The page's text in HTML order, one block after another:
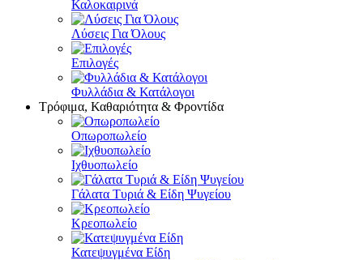
Καλοκαιρινά
Λύσεις Για Όλους
Επιλογές
Φυλλάδια & Κατάλογοι
Τρόφιμα, Καθαριότητα & Φροντίδα
Οπωροπωλείο
Ιχθυοπωλείο
Γάλατα Τυριά & Είδη Ψυγείου
Κρεοπωλείο
Κατεψυγμένα Είδη